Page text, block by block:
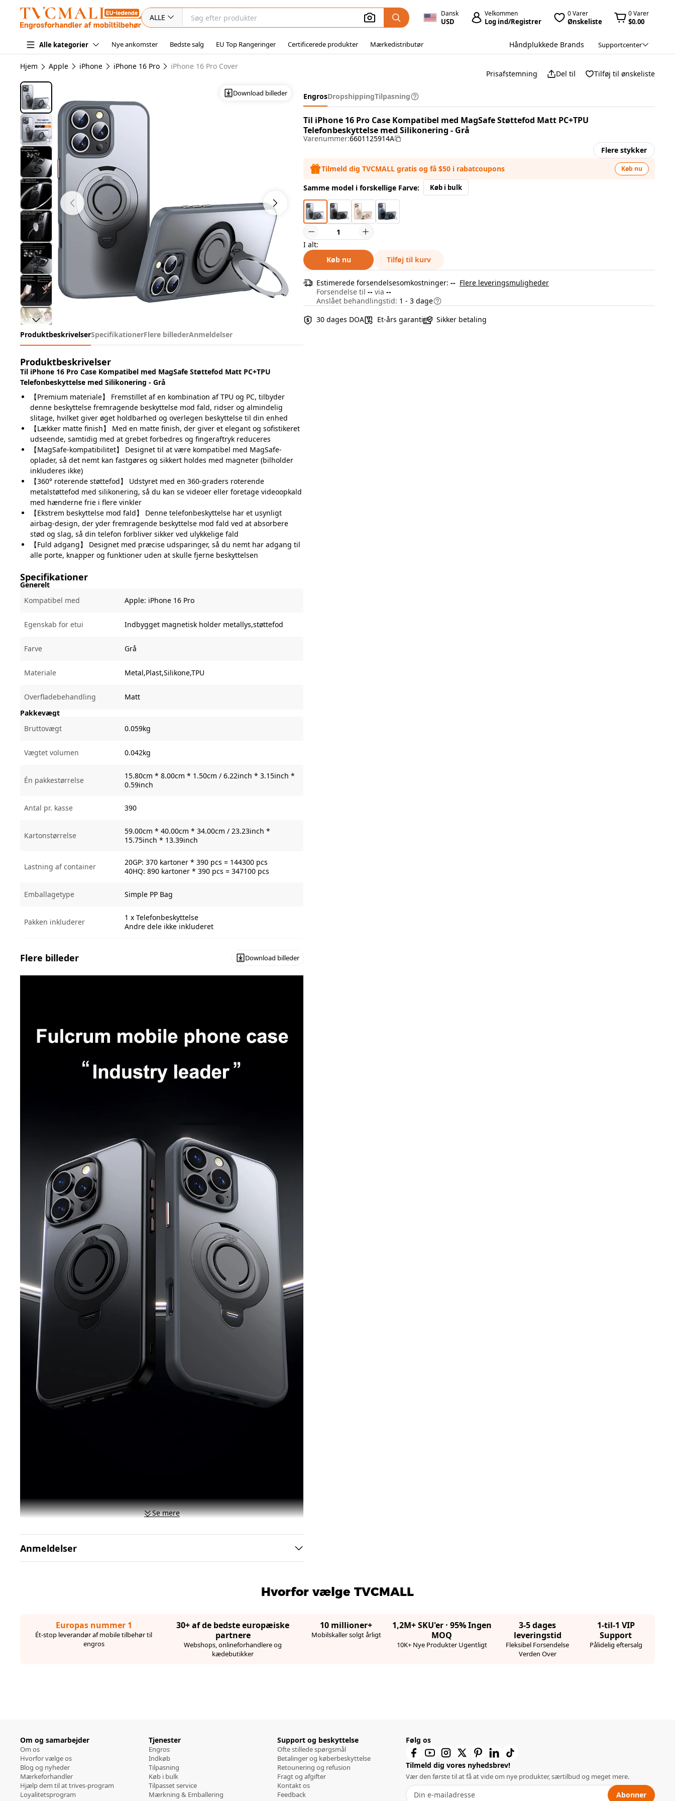
ALLE Dansk
USD
Velkommen
Log ind/Registrer
0 Varer
Ønskeliste
0 Varer
$0.00
Alle kategorier Nye ankomster Bedste salg EU Top Rangeringer Certificerede produkter Mærkedistributør Håndplukkede Brands Supportcenter
Hjem Apple iPhone iPhone 16 Pro iPhone 16 Pro Cover
Download billeder
ProduktbeskrivelserSpecifikationerFlere billederAnmeldelser
Produktbeskrivelser
Til iPhone 16 Pro Case Kompatibel med MagSafe Støttefod Matt PC+TPU
Telefonbeskyttelse med Silikonering - Grå
【Premium materiale】 Fremstillet af en kombination af TPU og PC, tilbyder
denne beskyttelse fremragende beskyttelse mod fald, ridser og almindelig
slitage, hvilket giver øget holdbarhed og overlegen beskyttelse til din enhed
【Lækker matte finish】 Med en matte finish, der giver et elegant og sofistikeret
udseende, samtidig med at grebet forbedres og fingeraftryk reduceres
【MagSafe-kompatibilitet】 Designet til at være kompatibel med MagSafe-
oplader, så det nemt kan fastgøres og sikkert holdes med magneter (bilholder
inkluderes ikke)
【360° roterende støttefod】 Udstyret med en 360-graders roterende
metalstøttefod med silikonering, så du kan se videoer eller foretage videoopkald
med hænderne frie i flere vinkler
【Ekstrem beskyttelse mod fald】 Denne telefonbeskyttelse har et usynligt
airbag-design, der yder fremragende beskyttelse mod fald ved at absorbere
stød og slag, så din telefon forbliver sikker ved ulykkelige fald
【Fuld adgang】 Designet med præcise udsparinger, så du nemt har adgang til
alle porte, knapper og funktioner uden at skulle fjerne beskyttelsen
Specifikationer
Generelt
Kompatibel med
Apple: iPhone 16 Pro
Egenskab for etui Indbygget magnetisk holder metallys,støttefod
Farve Grå
Materiale Metal,Plast,Silikone,TPU
Overfladebehandling
Matt
Pakkevægt
Bruttovægt
0.059kg
Vægtet volumen 0.042kg
Én pakkestørrelse
15.80cm * 8.00cm * 1.50cm / 6.22inch * 3.15inch *
0.59inch
Antal pr. kasse 390
Kartonstørrelse
59.00cm * 40.00cm * 34.00cm / 23.23inch *
15.75inch * 13.39inch
Lastning af container
20GP: 370 kartoner * 390 pcs = 144300 pcs
40HQ: 890 kartoner * 390 pcs = 347100 pcs
Emballagetype Simple PP Bag
Pakken inkluderer
1 x Telefonbeskyttelse
Andre dele ikke inkluderet
Flere billeder Download billeder
Se mere
Anmeldelser
Prisafstemning Del til Tilføj til ønskeliste
EngrosDropshippingTilpasning
Til iPhone 16 Pro Case Kompatibel med MagSafe Støttefod Matt PC+TPU
Telefonbeskyttelse med Silikonering - Grå
Varenummer:6601125914A
Flere stykker
Tilmeld dig TVCMALL gratis og få $50 i rabatcoupons
Køb nu
Samme model i forskellige Farve: Køb i bulk
I alt:
Køb nu
Tilføj til kurv
Estimerede forsendelsesomkostninger: -- Flere leveringsmuligheder
Forsendelse til -- via --
Anslået behandlingstid: 1 - 3 dage
30 dages DOA
Et-års garanti Sikker betaling
Hvorfor vælge TVCMALL
Europas nummer 1
Ét-stop leverandør af mobile tilbehør til
engros
30+ af de bedste europæiske
partnere
Webshops, onlineforhandlere og
kædebutikker
10 millioner+
Mobilskaller solgt årligt
1,2M+ SKU'er · 95% Ingen
MOQ
10K+ Nye Produkter Ugentligt
3-5 dages
leveringstid
Fleksibel Forsendelse
Verden Over
1-til-1 VIP
Support
Pålidelig eftersalg
Om og samarbejder
Om os
Hvorfor vælge os
Blog og nyheder
Mærkeforhandler
Hjælp dem til at trives-program
Loyalitetsprogram
Tjenester
Engros
Indkøb
Tilpasning
Køb i bulk
Tilpasset service
Mærkning & Emballering
Support og beskyttelse
Ofte stillede spørgsmål
Betalinger og køberbeskyttelse
Retounering og refusion
Fragt og afgifter
Kontakt os
Feedback
Følg os
Tilmeld dig vores nyhedsbrev!
Vær den første til at få at vide om nye produkter, særtilbud og meget mere.
Abonner